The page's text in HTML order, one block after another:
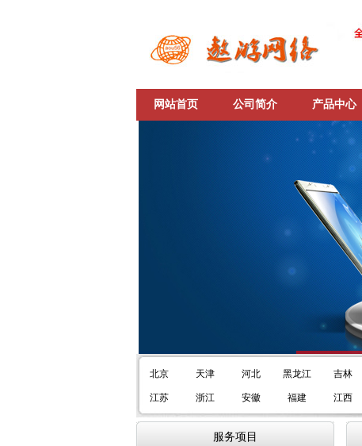
网站首页 公司简介 产品中心
北京 天津 河北 黑龙江 吉林
江苏 浙江 安徽 福建 江西
服务项目